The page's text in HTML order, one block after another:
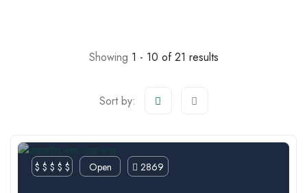
Showing 1 - 10 of 21 results
Sort by:
$ $ $ $ $ Open 2869